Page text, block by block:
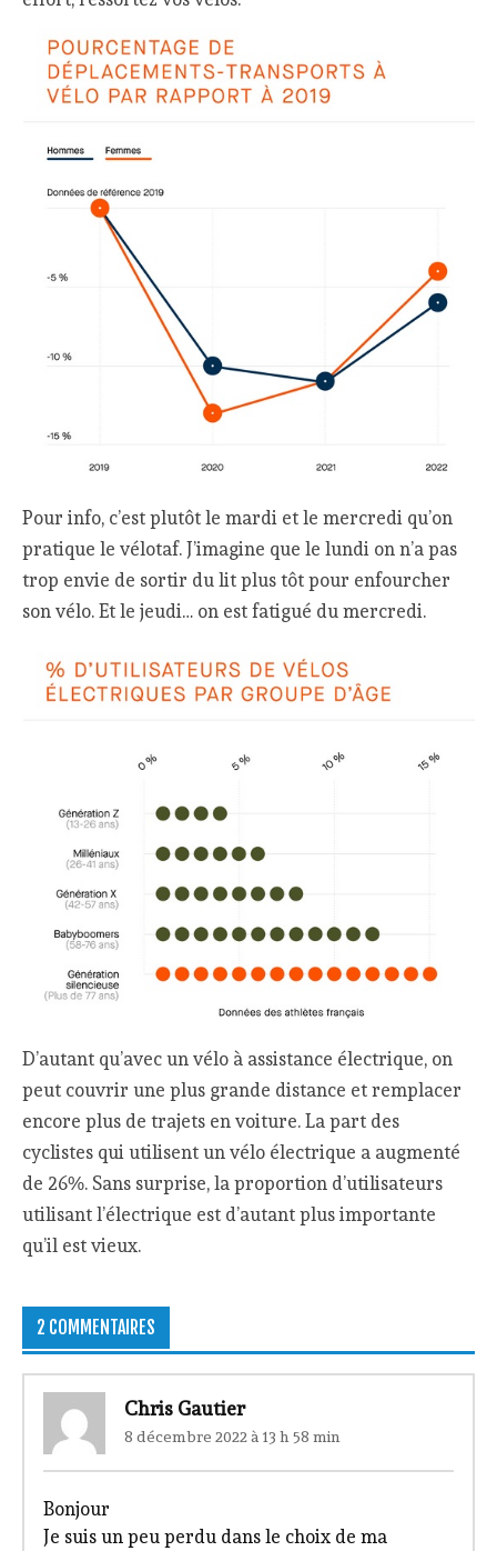
Pour info, c’est plutôt le mardi et le mercredi qu’on
pratique le vélotaf. J’imagine que le lundi on n’a pas
trop envie de sortir du lit plus tôt pour enfourcher
son vélo. Et le jeudi… on est fatigué du mercredi.
D’autant qu’avec un vélo à assistance électrique, on
peut couvrir une plus grande distance et remplacer
encore plus de trajets en voiture. La part des
cyclistes qui utilisent un vélo électrique a augmenté
de 26%. Sans surprise, la proportion d’utilisateurs
utilisant l’électrique est d’autant plus importante
qu’il est vieux.
2 COMMENTAIRES
Chris Gautier
8 décembre 2022 à 13 h 58 min
Bonjour
Je suis un peu perdu dans le choix de ma